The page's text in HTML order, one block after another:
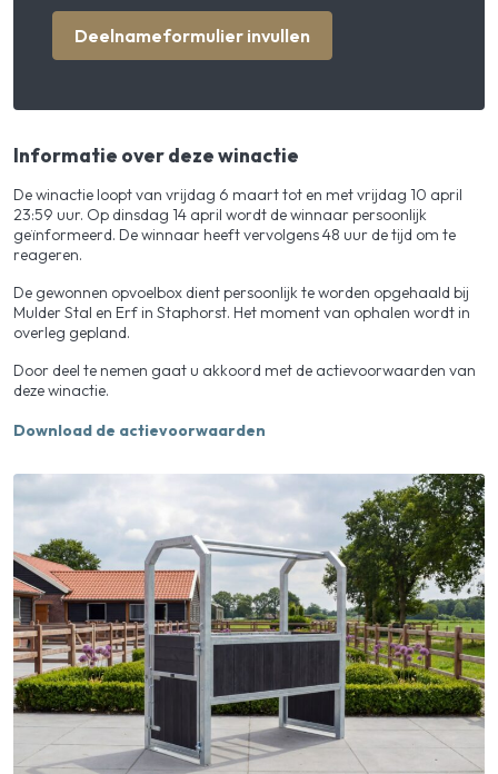
Deelnameformulier invullen
Informatie over deze winactie
De winactie loopt van vrijdag 6 maart tot en met vrijdag 10 april
23:59 uur. Op dinsdag 14 april wordt de winnaar persoonlijk
geïnformeerd. De winnaar heeft vervolgens 48 uur de tijd om te
reageren.
De gewonnen opvoelbox dient persoonlijk te worden opgehaald bij
Mulder Stal en Erf in Staphorst. Het moment van ophalen wordt in
overleg gepland.
Door deel te nemen gaat u akkoord met de actievoorwaarden van
deze winactie.
Download de actievoorwaarden